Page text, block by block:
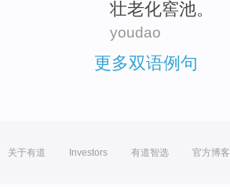
壮老化窖池。
youdao
更多双语例句
关于有道 Investors 有道智选 官方博客